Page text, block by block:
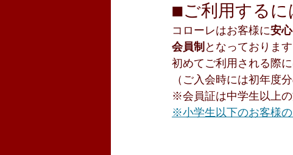
■ご利用するに
コローレはお客様に安
会員制 となっております
初めてご利用される際
（ご入会時には初年度
※会員証は中学生以上
※小学生以下のお客様の